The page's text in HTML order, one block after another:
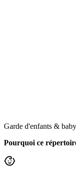
Garde d'enfants &
Pourquoi ce